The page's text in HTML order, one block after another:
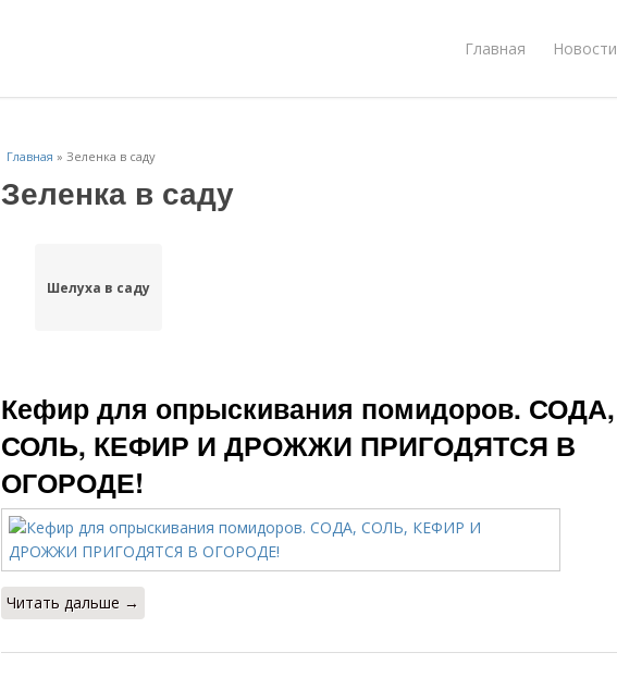
Главная Новости
Главная » Зеленка в саду
Зеленка в саду
Шелуха в саду
Кефир для опрыскивания помидоров. СОДА,
СОЛЬ, КЕФИР И ДРОЖЖИ ПРИГОДЯТСЯ В
ОГОРОДЕ!
Читать дальше →